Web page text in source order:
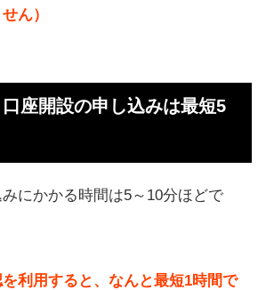
ん）
口座開設の申し込みは最短5
にかかる時間は5～10分ほどで
利用すると、なんと最短1時間で